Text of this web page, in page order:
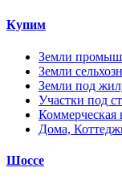
Купим
Земли
Земли
Земли под
Участки под
Коммерческая
Дома,
Шоссе